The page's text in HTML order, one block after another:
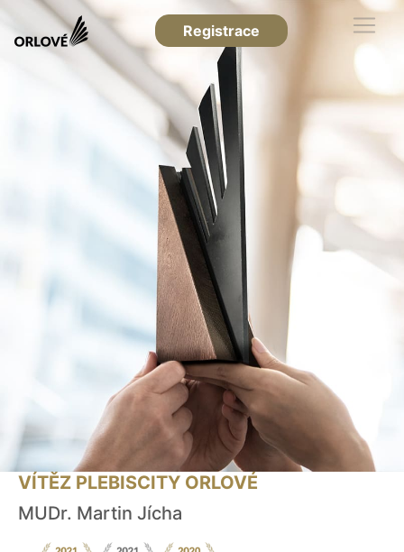
Registrace
VÍTĚZ PLEBISCITY ORLOVÉ
MUDr. Martin Jícha